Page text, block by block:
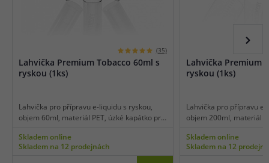
(35)
Lahvička Premium Tobacco 60ml s
ryskou (1ks)
Lahvička pro přípravu e-liquidu s ryskou,
objem 60ml, materiál PET, úzké kapátko pro
ks.
Skladem online
Skladem na 12 prodejnách
Lahvička Premium
ryskou (1ks)
Lahvička pro přípravu
objem 200ml, materiál
balení 1 ks.
Skladem online
Skladem na 12